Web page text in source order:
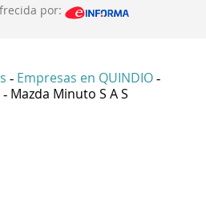
por:
- Empresas en QUINDIO -
- Mazda Minuto S A S